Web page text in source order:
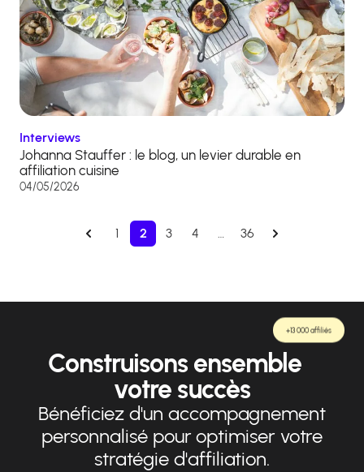
Interviews
Johanna Stauffer : le blog, un levier durable en
affiliation cuisine
04/05/2026
1 2 3 4 … 36
+13 000 affiliés
Construisons ensemble
votre succès
Bénéficiez d'un accompagnement
personnalisé pour optimiser votre
stratégie d'affiliation.